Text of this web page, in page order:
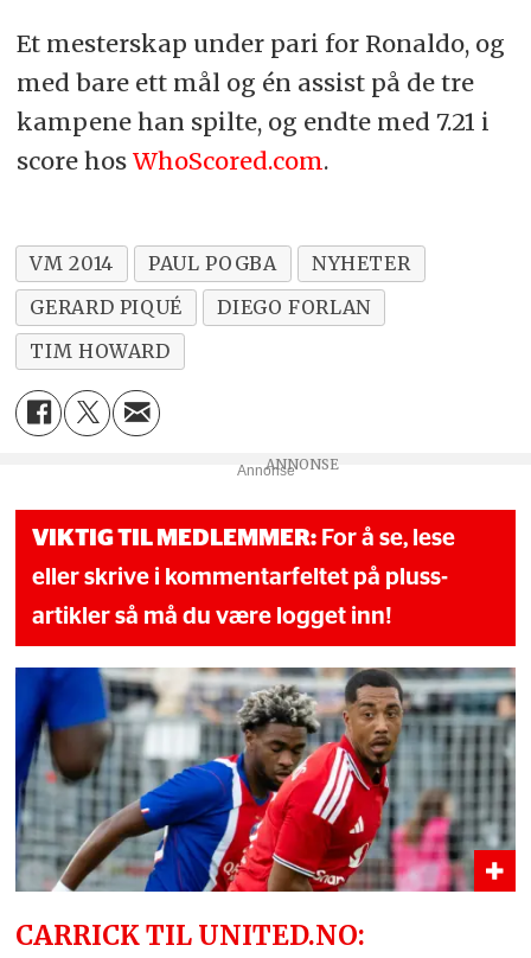
Et mesterskap under pari for Ronaldo, og
med bare ett mål og én assist på de tre
kampene han spilte, og endte med 7.21 i
score hos WhoScored.com.
VM 2014 PAUL POGBA
NYHETER
GERARD PIQUÉ
DIEGO FORLAN
TIM HOWARD
Annonse
VIKTIG TIL MEDLEMMER: For å se, lese
eller skrive i kommentarfeltet på pluss-
artikler så må du være logget inn!
CARRICK TIL UNITED.NO: